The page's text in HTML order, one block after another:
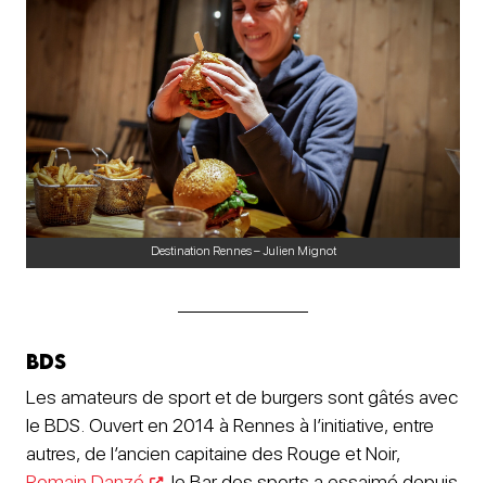
Destination Rennes – Julien Mignot
BDS
Les amateurs de sport et de burgers sont gâtés avec
le BDS. Ouvert en 2014 à Rennes à l’initiative, entre
autres, de l’ancien capitaine des Rouge et Noir,